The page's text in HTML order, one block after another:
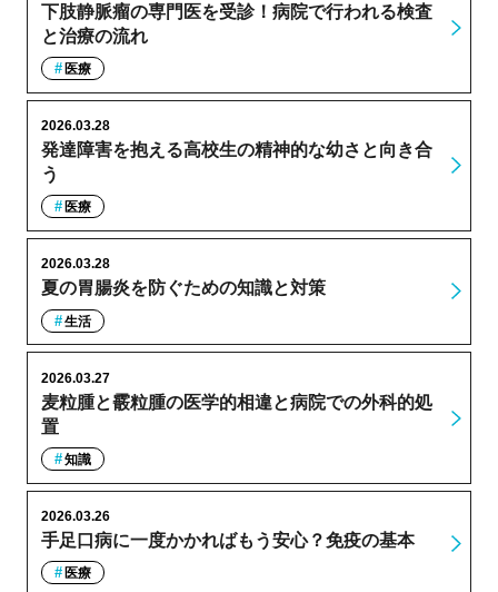
下肢静脈瘤の専門医を受診！病院で行われる検査
と治療の流れ
医療
発達障害を抱える高校生の精神的な幼さと向き合
う
2026.03.28
医療
夏の胃腸炎を防ぐための知識と対策
2026.03.28
生活
麦粒腫と霰粒腫の医学的相違と病院での外科的処
置
2026.03.27
知識
手足口病に一度かかればもう安心？免疫の基本
2026.03.26
医療